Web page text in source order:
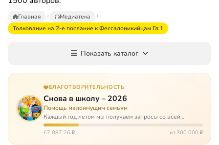
Главная
Медиатека
Толкование на 2-е послание к Фессалоникийцам Гл.1
Показать каталог
БЛАГОТВОРИТЕЛЬНОСТЬ
Снова в школу – 2026
Помощь малоимущим семьям
Каждый год летом мы получаем запросы со всей
России: помогите собраться в школу. Семьи с больными
детьми или родителями, семьи без пап или мам,
67 087,26 ₽ из 300 000 ₽